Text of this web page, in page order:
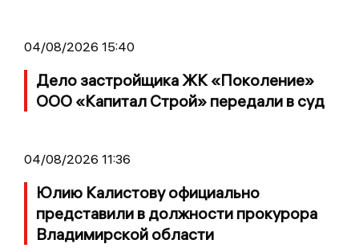
04/08/2026 15:40
Дело застройщика ЖК «Поколение»
ООО «Капитал Строй» передали в суд
04/08/2026 11:36
Юлию Калистову официально
представили в должности прокурора
Владимирской области